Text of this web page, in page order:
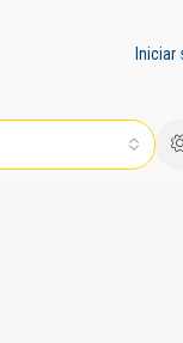
Iniciar